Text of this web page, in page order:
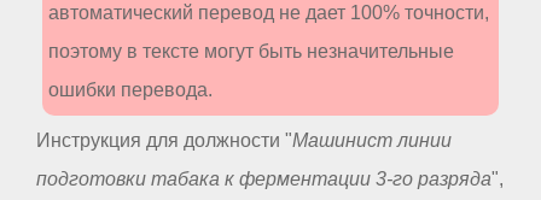
автоматический перевод не дает 100% точности,
поэтому в тексте могут быть незначительные
ошибки перевода.
Инструкция для должности "Машинист линии
подготовки табака к ферментации 3-го разряда",